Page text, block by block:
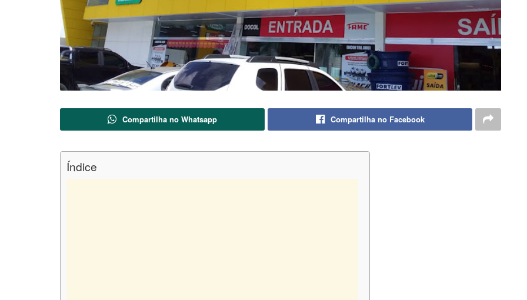
Compartilha no Whatsapp Compartilha no Facebook
Índice